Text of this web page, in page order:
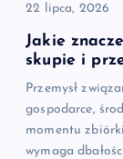
22 lipca, 2026
Jakie
skupie i
Przemysł
gospodarce,
momentu
wymaga